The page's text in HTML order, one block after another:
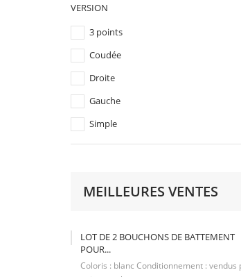
VERSION
3 points
Coudée
Droite
Gauche
Simple
MEILLEURES VENTES
LOT DE 2 BOUCHONS DE BATTEMENT
POUR...
Coloris : blanc Conditionnement : vendus